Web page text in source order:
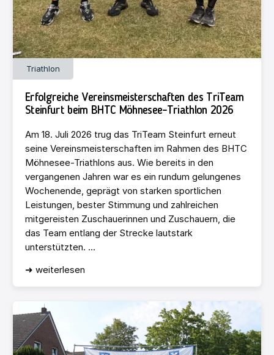
Triathlon
Erfolgreiche Vereinsmeisterschaften des TriTeam
Steinfurt beim BHTC Möhnesee-Triathlon 2026
Am 18. Juli 2026 trug das TriTeam Steinfurt erneut
seine Vereinsmeisterschaften im Rahmen des BHTC
Möhnesee-Triathlons aus. Wie bereits in den
vergangenen Jahren war es ein rundum gelungenes
Wochenende, geprägt von starken sportlichen
Leistungen, bester Stimmung und zahlreichen
mitgereisten Zuschauerinnen und Zuschauern, die
das Team entlang der Strecke lautstark
unterstützten. ...
➜ weiterlesen